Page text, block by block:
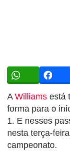
A Williams está
forma para o
1. E nesses
nesta terça-
campeonato.